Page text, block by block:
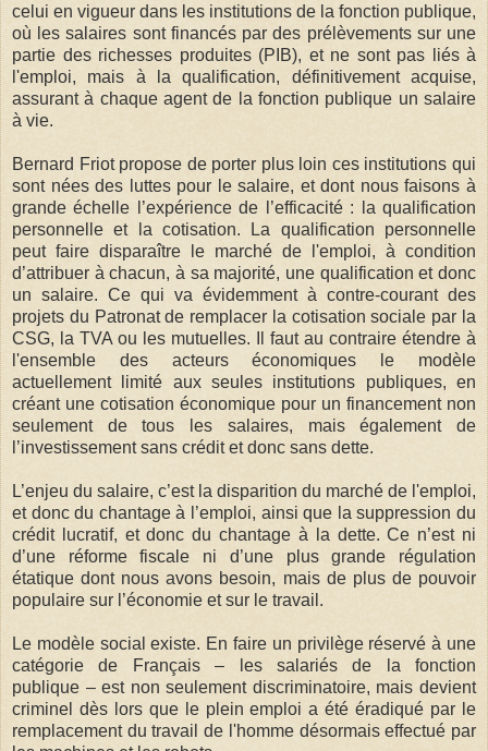
celui en vigueur dans les institutions de la fonction publique,
où les salaires sont financés par des prélèvements sur une
partie des richesses produites (PIB), et ne sont pas liés à
l'emploi, mais à la qualification, définitivement acquise,
assurant à chaque agent de la fonction publique un salaire
à vie.
Bernard Friot propose de porter plus loin ces institutions qui
sont nées des luttes pour le salaire, et dont nous faisons à
grande échelle l’expérience de l’efficacité : la qualification
personnelle et la cotisation. La qualification personnelle
peut faire disparaître le marché de l'emploi, à condition
d’attribuer à chacun, à sa majorité, une qualification et donc
un salaire. Ce qui va évidemment à contre-courant des
projets du Patronat de remplacer la cotisation sociale par la
CSG, la TVA ou les mutuelles. Il faut au contraire étendre à
l'ensemble des acteurs économiques le modèle
actuellement limité aux seules institutions publiques, en
créant une cotisation économique pour un financement non
seulement de tous les salaires, mais également de
l’investissement sans crédit et donc sans dette.
L’enjeu du salaire, c’est la disparition du marché de l'emploi,
et donc du chantage à l’emploi, ainsi que la suppression du
crédit lucratif, et donc du chantage à la dette. Ce n’est ni
d’une réforme fiscale ni d’une plus grande régulation
étatique dont nous avons besoin, mais de plus de pouvoir
populaire sur l’économie et sur le travail.
Le modèle social existe. En faire un privilège réservé à une
catégorie de Français – les salariés de la fonction
publique – est non seulement discriminatoire, mais devient
criminel dès lors que le plein emploi a été éradiqué par le
remplacement du travail de l'homme désormais effectué par